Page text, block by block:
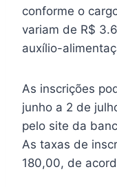
conforme o
variam de R$
auxílio-
As inscrições
junho a 2 de
pelo site da
As taxas de
180,00, de